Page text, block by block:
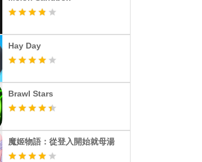
Hay Day
Brawl Stars
魔姬物語：從登入開始就母湯